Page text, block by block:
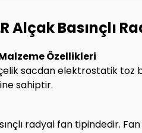
Alçak Basınçlı
Özellikleri
sacdan elektrostatik toz
sahiptir.
radyal fan tipindedir.